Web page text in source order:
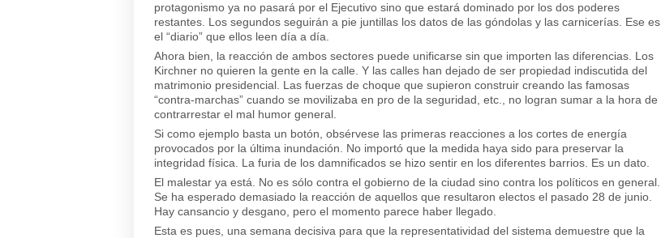
protagonismo ya no pasará por el Ejecutivo sino que estará dominado por los dos poderes
restantes. Los segundos seguirán a pie juntillas los datos de las góndolas y las carnicerías. Ese es
el “diario” que ellos leen día a día.
Ahora bien, la reacción de ambos sectores puede unificarse sin que importen las diferencias. Los
Kirchner no quieren la gente en la calle. Y las calles han dejado de ser propiedad indiscutida del
matrimonio presidencial. Las fuerzas de choque que supieron construir creando las famosas
“contra-marchas” cuando se movilizaba en pro de la seguridad, etc., no logran sumar a la hora de
contrarrestar el mal humor general.
Si como ejemplo basta un botón, obsérvese las primeras reacciones a los cortes de energía
provocados por la última inundación. No importó que la medida haya sido para preservar la
integridad física. La furia de los damnificados se hizo sentir en los diferentes barrios. Es un dato.
El malestar ya está. No es sólo contra el gobierno de la ciudad sino contra los políticos en general.
Se ha esperado demasiado la reacción de aquellos que resultaron electos el pasado 28 de junio.
Hay cansancio y desgano, pero el momento parece haber llegado.
Esta es pues, una semana decisiva para que la representatividad del sistema demuestre que la